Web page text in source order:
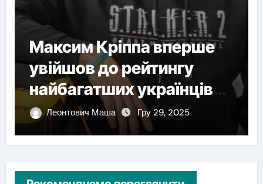
Максим Кріппа вперше
увійшов до рейтингу
найбагатших українців
NVЛеонтович Маша Гру 29, 2025